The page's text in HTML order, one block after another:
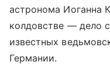
астронома Иоганна
колдовстве — дело
известных
Германии.